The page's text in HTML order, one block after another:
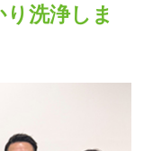
洗浄しま